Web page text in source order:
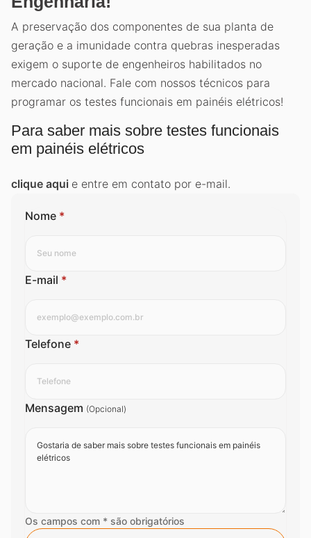
A preservação dos componentes de sua planta de
geração e a imunidade contra quebras inesperadas
exigem o suporte de engenheiros habilitados no
mercado nacional. Fale com nossos técnicos para
programar os testes funcionais em painéis elétricos!
Para saber mais sobre testes funcionais
em painéis elétricos
clique aqui e entre em contato por e-mail.
Nome *
E-mail *
Telefone *
Mensagem (Opcional)
Os campos com * são obrigatórios